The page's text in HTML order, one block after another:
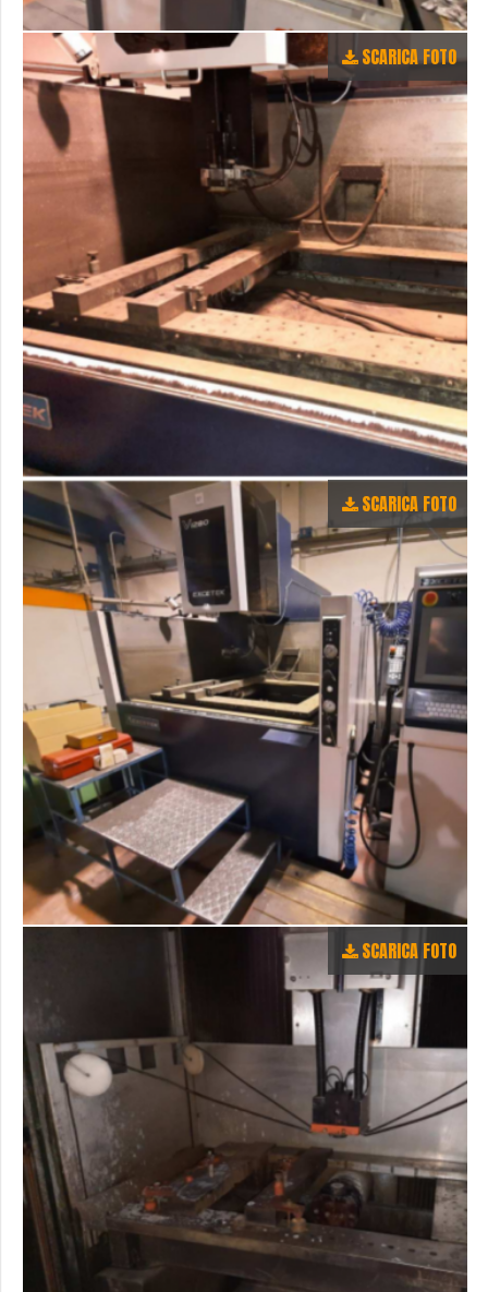
SCARICA FOTO
SCARICA FOTO
SCARICA FOTO